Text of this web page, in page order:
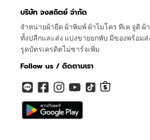
บริษัท จงสถิตย์ จำกัด
จำหน่ายผ้ายืด ผ้าพิมพ์ ผ้าไมโคร ทีเค จูติ ผ้
ทั้งปลีกและส่ง แบ่งขายยกพับ มีของพร้อมส่
รูดบัตรเครดิตไม่ชาร์จเพิ่ม
Follow us / ติดตามเรา